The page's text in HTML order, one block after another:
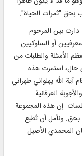
بحق "ثمرات الحياة".
دارت بين المرحوم
أو السلوكيين
الأسئلة والطلبات من
حال، استمرت هذه
آية الله پهلواني طهراني
العرفانية
إن هذه المجموعة
بحق. ونأمل أن تُطبع
المحمدي الأصيل